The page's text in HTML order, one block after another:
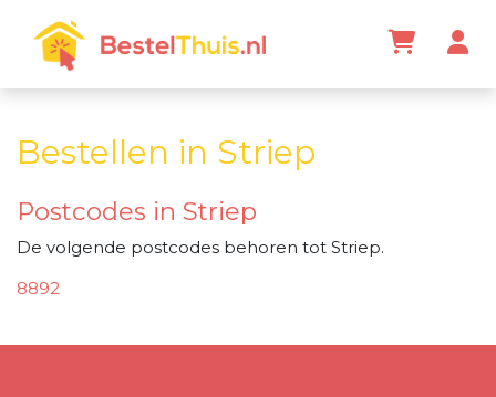
Bestellen in Striep
Postcodes in Striep
De volgende postcodes behoren tot Striep.
8892